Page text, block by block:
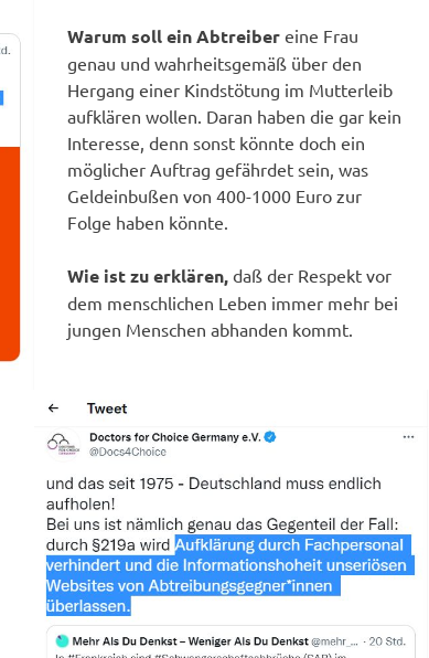
Warum soll ein Abtreiber eine Frau
genau und wahrheitsgemäß über den
Hergang einer Kindstötung im Mutterleib
aufklären wollen. Daran haben die gar kein
Interesse, denn sonst könnte doch ein
möglicher Auftrag gefährdet sein, was
Geldeinbußen von 400-1000 Euro zur
Folge haben könnte.
Wie ist zu erklären, daß der Respekt vor
dem menschlichen Leben immer mehr bei
jungen Menschen abhanden kommt.